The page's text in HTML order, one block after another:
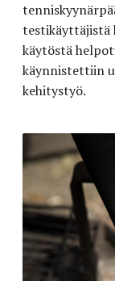
testikäyttäjistä
käytöstä
käynnistettiin
kehitystyö.